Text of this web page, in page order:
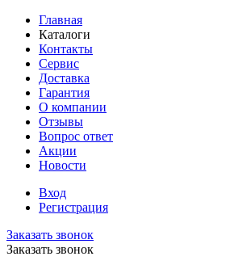
Главная
Каталоги
Контакты
Сервис
Доставка
Гарантия
О компании
Отзывы
Вопрос ответ
Акции
Новости
Вход
Регистрация
Заказать звонок
Заказать звонок